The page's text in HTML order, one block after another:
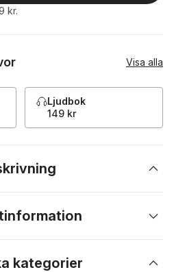
kr.
Visa alla
Ljudbok
149 kr
kategorier